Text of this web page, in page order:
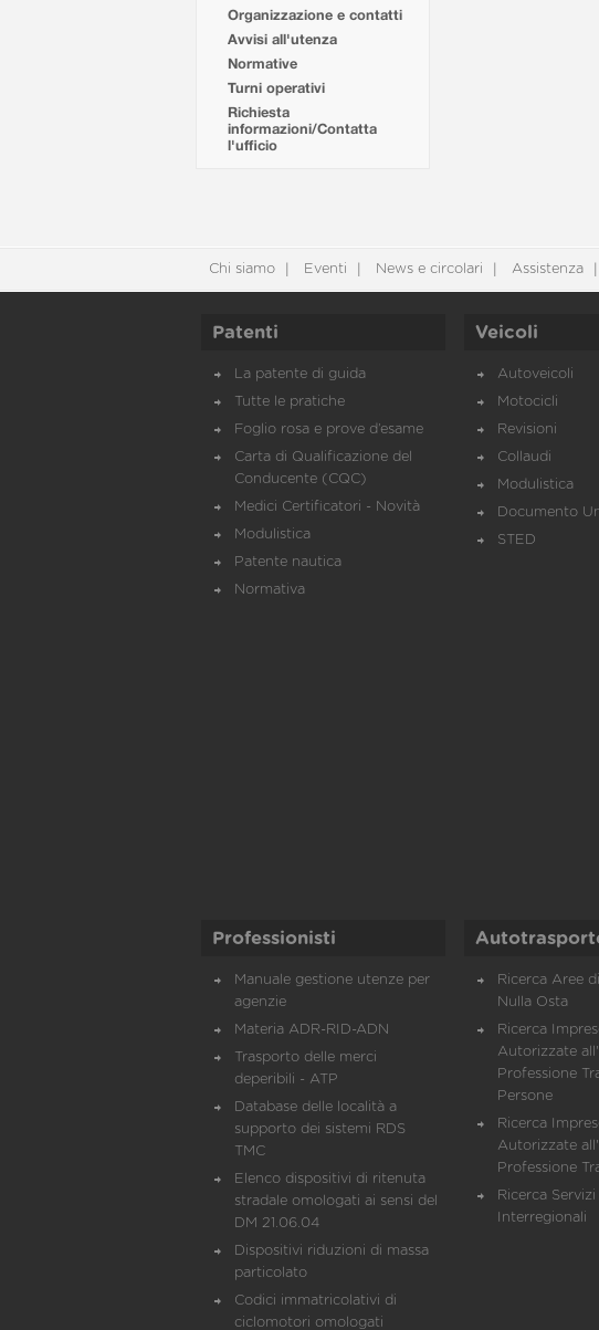
Organizzazione e contatti
Avvisi all'utenza
Normative
Turni operativi
Richiesta
informazioni/Contatta
l'ufficio
Chi siamo Eventi News e circolari Assistenza
Patenti
La patente di guida
Tutte le pratiche
Foglio rosa e prove d’esame
Carta di Qualificazione del
Conducente (CQC)
Medici Certificatori - Novità
Modulistica
Patente nautica
Normativa
Veicoli
Autoveicoli
Motocicli
Revisioni
Collaudi
Modulistica
Documento
STED
Professionisti
Manuale gestione utenze per
agenzie
Materia ADR-RID-ADN
Trasporto delle merci
deperibili - ATP
Database delle località a
supporto dei sistemi RDS
TMC
Elenco dispositivi di ritenuta
stradale omologati ai sensi del
DM 21.06.04
Dispositivi riduzioni di massa
particolato
Codici immatricolativi di
ciclomotori omologati
Ricerca Aree
Nulla Osta
Ricerca
Autorizzate
Professione
Persone
Ricerca
Autorizzate
Professione
Ricerca
Interregionali